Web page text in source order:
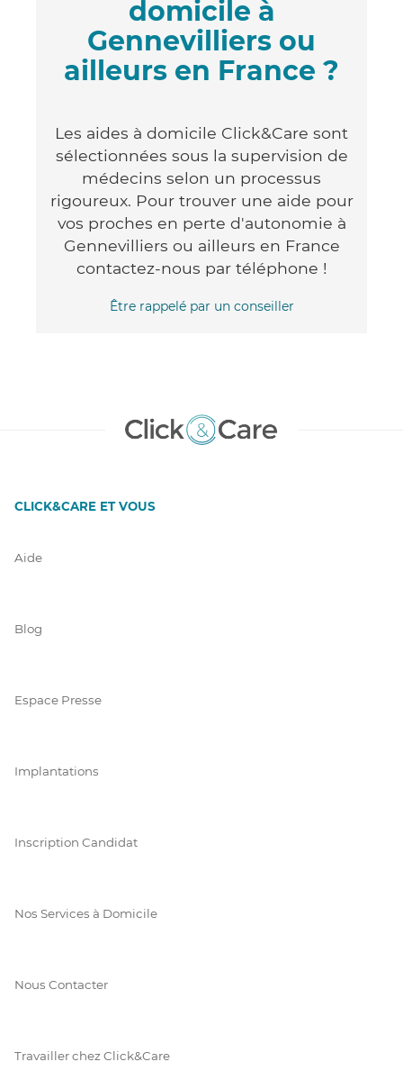
domicile à
Gennevilliers ou
ailleurs en France ?
Les aides à domicile Click&Care sont
sélectionnées sous la supervision de
médecins selon un processus
rigoureux. Pour trouver une aide pour
vos proches en perte d'autonomie à
Gennevilliers ou ailleurs en France
contactez-nous par téléphone !
Être rappelé par un conseiller
CLICK&CARE ET VOUS
Aide
Blog
Espace Presse
Implantations
Inscription Candidat
Nos Services à Domicile
Nous Contacter
Travailler chez Click&Care